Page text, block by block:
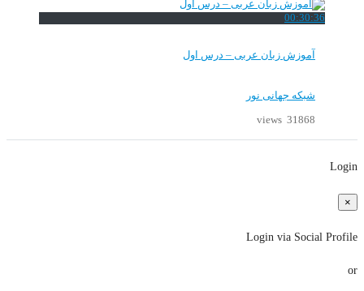
00:30:36
آموزش زبان عربی – درس اول
شبکه جهانی نور
31868 views
Login
×
Login via Social Profile
or